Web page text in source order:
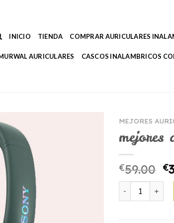
INICIO TIENDA COMPRAR AURICULARES
AURICULARES CASCOS INALAMBRICOS
MEJORES
mejores
€59.00 €
mejores